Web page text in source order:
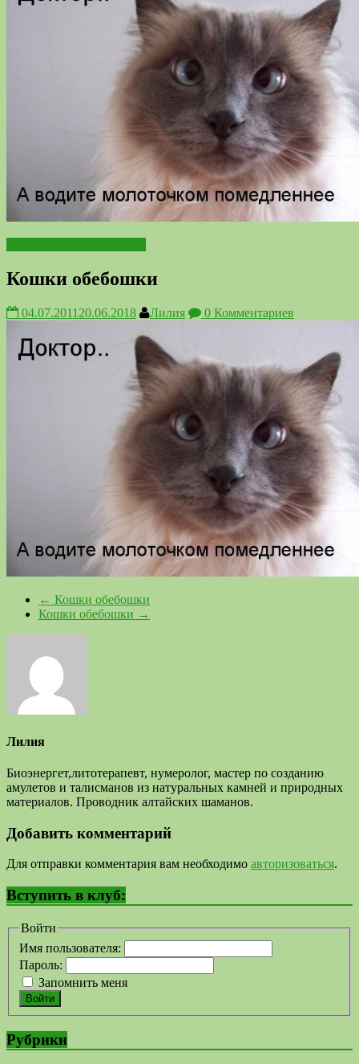
Кошки обебошки
04.07.2011 20.06.2018 Лилия 0 Комментариев
← Кошки обебошки
Кошки обебошки →
Лилия
Биоэнергет,литотерапевт, нумеролог, мастер по созданию
амулетов и талисманов из натуральных камней и природных
материалов. Проводник алтайских шаманов.
Добавить комментарий
Для отправки комментария вам необходимо авторизоваться.
Вступить в клуб:
Войти
Имя пользователя:
Пароль:
Запомнить меня
Войти
Рубрики